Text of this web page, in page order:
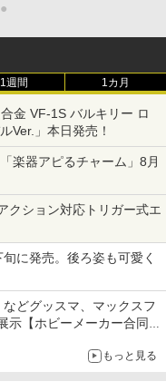
●
1週間 1カ月
金 VF-1S バルキリー ロ
Ver.」本日発売！
楽器アピるチャーム」8月
クション対応トリガー式エ
に発売。後ろ姿も可愛く
ーなど4種がラインナップ
などグッスマ、マックスフ
示【ホビーメーカー合同展
もっと見る